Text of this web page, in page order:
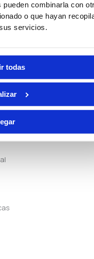
pueden combinarla con
o que hayan
servicios.
todas